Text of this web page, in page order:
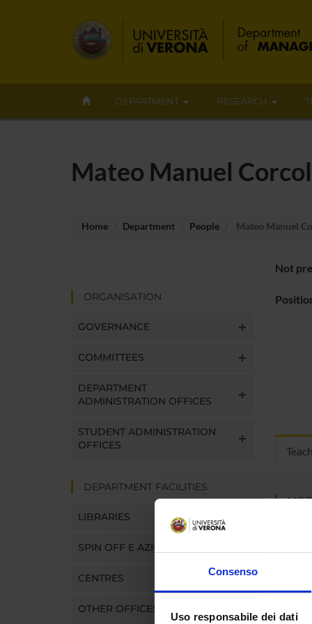
Consenso
Uso responsabile dei dati
DEPARTMENT RESEARCH
Mateo Manuel
Home Department People Mateo Manuel
ORGANISATION
GOVERNANCE
COMMITTEES
DEPARTMENT
ADMINISTRATION OFFICES
STUDENT ADMINISTRATION
OFFICES
DEPARTMENT FACILITIES
LIBRARIES
SPIN OFF E AZIENDE
CENTRES
OTHER OFFICES
Not